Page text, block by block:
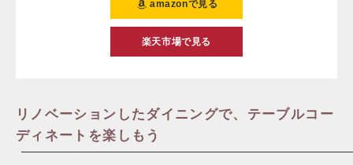
amazonで見る
楽天市場で見る
リノベーションしたダイニングで、テーブルコー
ディネートを楽しもう